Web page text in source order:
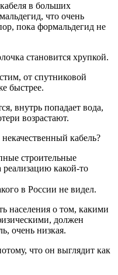
в больших
что очень
пока формальдегид не
становится хрупкой.
от спутниковой
быстрее.
внутрь попадает вода,
возрастают.
кабель?
строительные
реализацию какой-то
в России не видел.
населения о том, какими
должен
очень низкая.
что он выглядит как